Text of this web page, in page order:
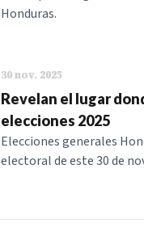
Honduras.
30 nov. 2025
Revelan el lugar
elecciones 2025
Elecciones generales
electoral de este 30 de